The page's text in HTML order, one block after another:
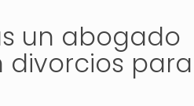
un abogado
divorcios para